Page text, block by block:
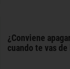
¿Conviene
cuando te vas